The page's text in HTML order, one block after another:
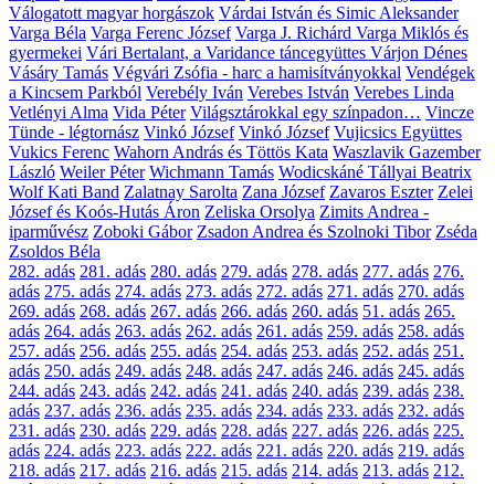
Válogatott magyar horgászok Várdai István és Simic Aleksander
Varga Béla Varga Ferenc József Varga J. Richárd Varga Miklós és
gyermekei Vári Bertalant, a Varidance táncegyüttes Várjon Dénes
Vásáry Tamás Végvári Zsófia - harc a hamisítványokkal Vendégek
a Kincsem Parkból Verebély Iván Verebes István Verebes Linda
Vetlényi Alma Vida Péter Világsztárokkal egy színpadon… Vincze
Tünde - légtornász Vinkó József Vinkó József Vujicsics Együttes
Vukics Ferenc Wahorn András és Töttös Kata Waszlavik Gazember
László Weiler Péter Wichmann Tamás Wodicskáné Tállyai Beatrix
Wolf Kati Band Zalatnay Sarolta Zana József Zavaros Eszter Zelei
József és Koós-Hutás Áron Zeliska Orsolya Zimits Andrea -
iparművész Zoboki Gábor Zsadon Andrea és Szolnoki Tibor Zséda
Zsoldos Béla
282. adás 281. adás 280. adás 279. adás 278. adás 277. adás 276.
adás 275. adás 274. adás 273. adás 272. adás 271. adás 270. adás
269. adás 268. adás 267. adás 266. adás 260. adás 51. adás 265.
adás 264. adás 263. adás 262. adás 261. adás 259. adás 258. adás
257. adás 256. adás 255. adás 254. adás 253. adás 252. adás 251.
adás 250. adás 249. adás 248. adás 247. adás 246. adás 245. adás
244. adás 243. adás 242. adás 241. adás 240. adás 239. adás 238.
adás 237. adás 236. adás 235. adás 234. adás 233. adás 232. adás
231. adás 230. adás 229. adás 228. adás 227. adás 226. adás 225.
adás 224. adás 223. adás 222. adás 221. adás 220. adás 219. adás
218. adás 217. adás 216. adás 215. adás 214. adás 213. adás 212.